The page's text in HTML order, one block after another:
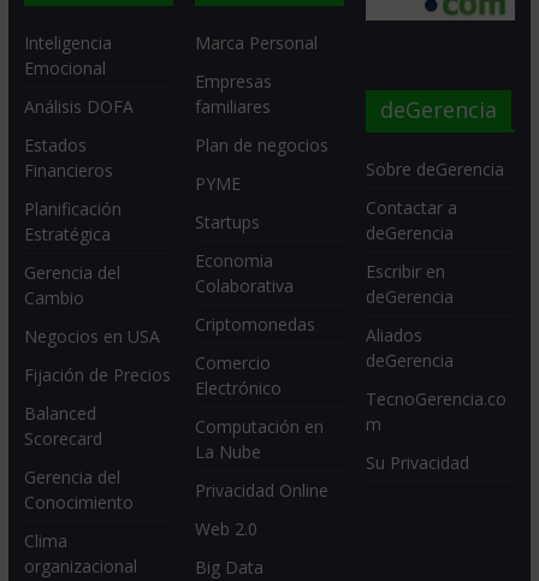
Inteligencia
Emocional
Análisis DOFA
Estados
Financieros
Planificación
Estratégica
Gerencia del
Cambio
Negocios en USA
Fijación de Precios
Balanced
Scorecard
Gerencia del
Conocimiento
Clima
organizacional
Marca Personal
Empresas
familiares
Plan de negocios
PYME
Startups
Economia
Colaborativa
Criptomonedas
Comercio
Electrónico
Computación en
La Nube
Privacidad Online
Web 2.0
Big Data
deGerencia
Sobre deGerencia
Contactar a
deGerencia
Escribir en
deGerencia
Aliados
deGerencia
TecnoGerencia.co
m
Su Privacidad